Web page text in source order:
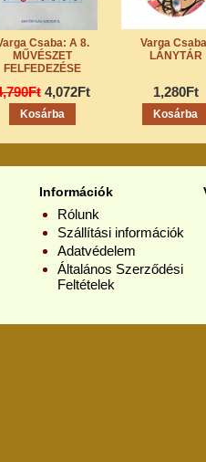
Csaba: A 8.
MŰVÉSZET
FELFEDEZÉSE
4,072Ft
Varga
LÁNYTÁR
1,280Ft
Információk
Rólunk
Szállítási információk
Adatvédelem
Általános Szerződési
Feltételek